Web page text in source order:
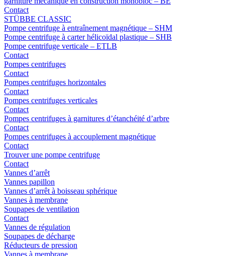
Contact
STÜBBE CLASSIC
Pompe centrifuge à entraînement magnétique – SHM
Pompe centrifuge à carter hélicoïdal plastique – SHB
Pompe centrifuge verticale – ETLB
Contact
Pompes centrifuges
Contact
Pompes centrifuges horizontales
Contact
Pompes centrifuges verticales
Contact
Pompes centrifuges à garnitures d’étanchéité d’arbre
Contact
Pompes centrifuges à accouplement magnétique
Contact
Trouver une pompe centrifuge
Contact
Vannes d’arrêt
Vannes papillon
Vannes d’arrêt à boisseau sphérique
Vannes à membrane
Soupapes de ventilation
Contact
Vannes de régulation
Soupapes de décharge
Réducteurs de pression